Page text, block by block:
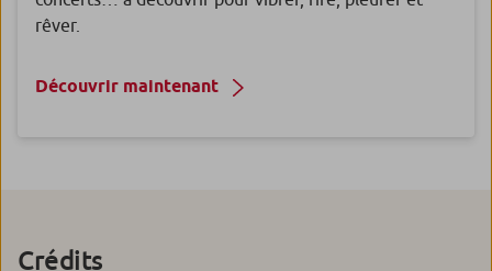
rêver.
Découvrir maintenant
Crédits